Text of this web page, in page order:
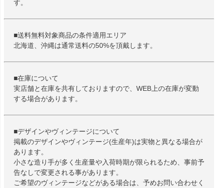
す。
■送料無料対象商品の条件適用エリア
北海道、沖縄は通常送料の50%を頂戴します。
■在庫について
実店舗と在庫を共有しておりますので、WEB上の在庫が変動
する場合があります。
■デザインやヴィンテージについて
掲載のデザインやヴィンテージ(生産年)は実物と異なる場合が
あります。
小さな造り手が多く生産量や入荷時期が限られるため、事前予
告なしで変更される事があります。
ご希望のヴィンテージなどがある場合は、予めお問い合わせく